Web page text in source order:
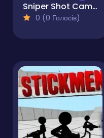
Sniper Shot Camo Enemies
0 (0 Голосів)